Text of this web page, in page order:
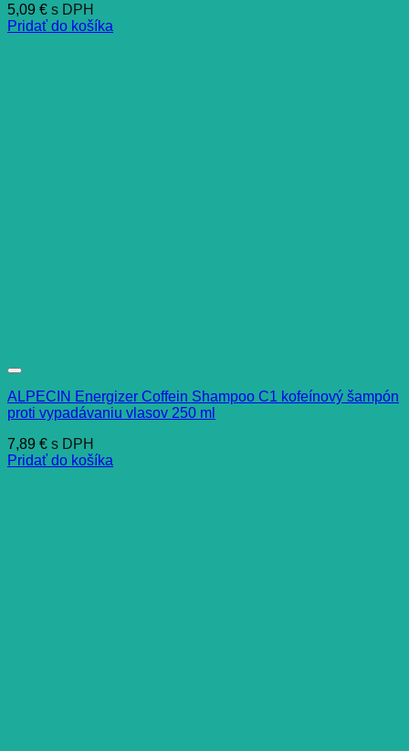
5,09 € s DPH
Pridať do košíka
ALPECIN Energizer Coffein Shampoo C1 kofeínový šampón
proti vypadávaniu vlasov 250 ml
7,89 € s DPH
Pridať do košíka